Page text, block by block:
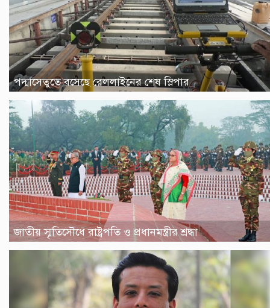
পদ্মাসেতুতে বসেছে রেললাইনের শেষ স্লিপার
জাতীয় স্মৃতিসৌধে রাষ্ট্রপতি ও প্রধানমন্ত্রীর শ্রদ্ধা